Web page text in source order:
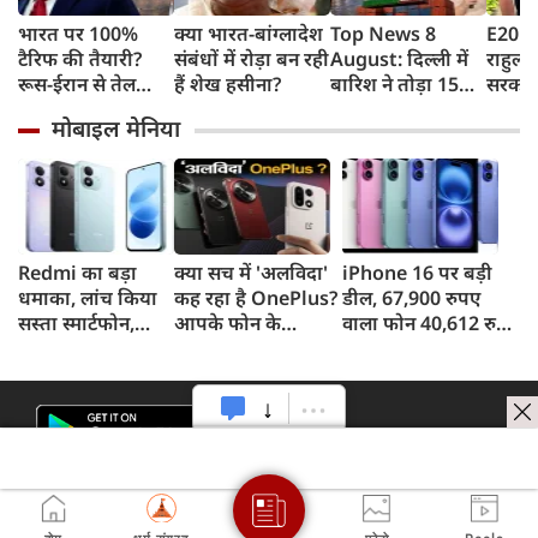
भारत पर 100%
टैरिफ की तैयारी?
रूस-ईरान से तेल
का बड़ा वार, सीनेट में
बिल पास
क्या भारत-बांग्लादेश
संबंधों में रोड़ा बन रही
हैं शेख हसीना?
Top News 8
August: दिल्ली में
बारिश ने तोड़ा 15
भारत पर 100%
टैरिफ का खतरा;
Gen Z पर कंगना का
यू-टर्न
E20
राहुल
लोगों
रहीं
मोबाइल मेनिया
Redmi का बड़ा
धमाका, लांच किया
सस्ता स्मार्टफोन,
क्या सच में 'अलविदा'
कह रहा है OnePlus?
आपके फोन के
iPhone 16 पर बड़ी
डील, 67,900 रुपए
वाला फोन 40,612 रुपए